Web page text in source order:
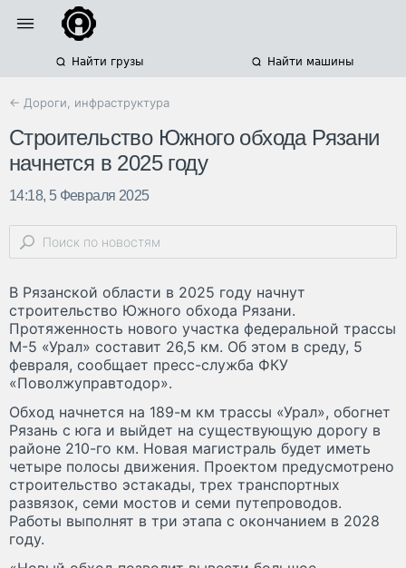
Найти грузы Найти машины
← Дороги, инфраструктура
Строительство Южного обхода Рязани
начнется в 2025 году
14:18, 5 Февраля 2025
В Рязанской области в 2025 году начнут
строительство Южного обхода Рязани.
Протяженность нового участка федеральной трассы
М-5 «Урал» составит 26,5 км. Об этом в среду, 5
февраля, сообщает пресс-служба ФКУ
«Поволжуправтодор».
Обход начнется на 189-м км трассы «Урал», обогнет
Рязань с юга и выйдет на существующую дорогу в
районе 210-го км. Новая магистраль будет иметь
четыре полосы движения. Проектом предусмотрено
строительство эстакады, трех транспортных
развязок, семи мостов и семи путепроводов.
Работы выполнят в три этапа с окончанием в 2028
году.